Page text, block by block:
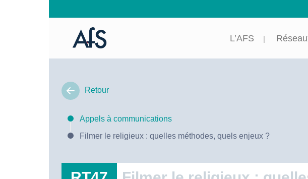
L’AFS
Retour
Appels à communications
Filmer le religieux : quelles méthodes, quels enjeux ?